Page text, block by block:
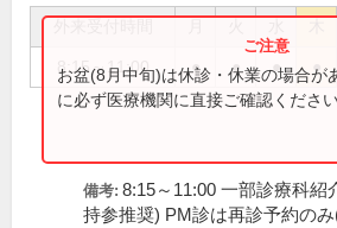
8:15～11:00 ● ● ● ●
お盆(8月中旬)は休診・休業の場合が
に必ず医療機関に直接ご確認ください
備考: 8:15～11:00 一部診療科紹
持参推奨) PM診は再診予約の